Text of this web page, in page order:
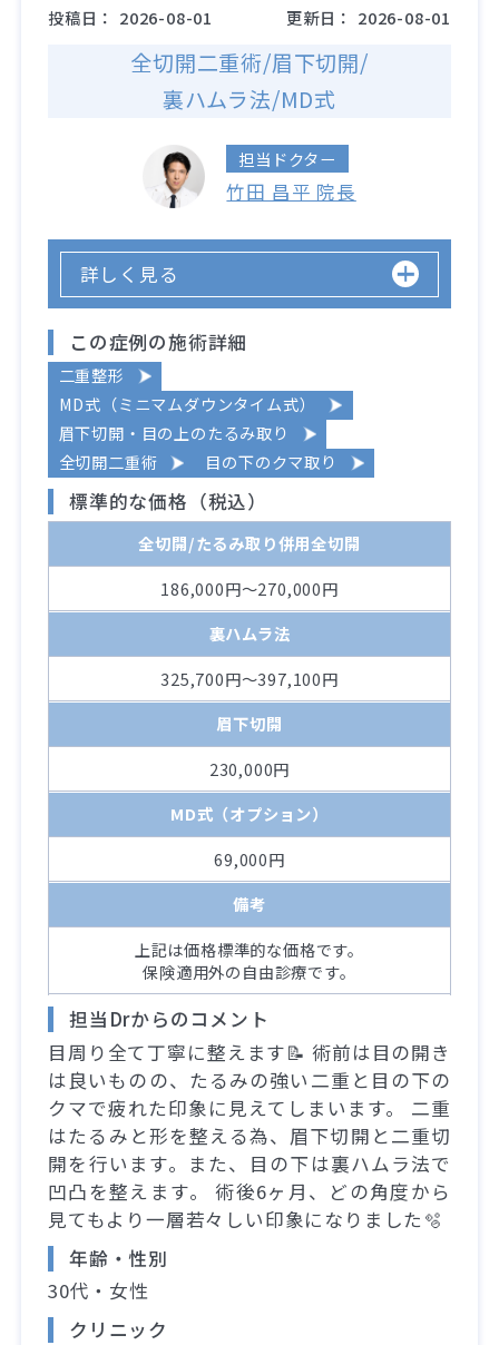
投稿日： 2026-08-01 更新日： 2026-08-01
全切開二重術/眉下切開/
裏ハムラ法/MD式
担当ドクター
竹田 昌平 院長
詳しく見る
この症例の施術詳細
二重整形
MD式（ミニマムダウンタイム式）
眉下切開・目の上のたるみ取り
全切開二重術
目の下のクマ取り
標準的な価格（税込）
全切開/たるみ取り併用全切開
186,000円～270,000円
裏ハムラ法
325,700円～397,100円
眉下切開
230,000円
MD式（オプション）
69,000円
備考
上記は価格標準的な価格です。
保険適用外の自由診療です。
担当Drからのコメント
目周り全て丁寧に整えます📝 術前は目の開き
は良いものの、たるみの強い二重と目の下の
クマで疲れた印象に見えてしまいます。 二重
はたるみと形を整える為、眉下切開と二重切
開を行います。また、目の下は裏ハムラ法で
凹凸を整えます。 術後6ヶ月、どの角度から
見てもより一層若々しい印象になりました🫧
年齢・性別
30代・女性
クリニック